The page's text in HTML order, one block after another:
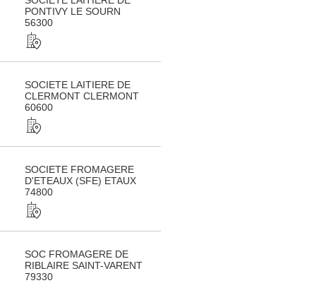
PONTIVY LE SOURN
56300
SOCIETE LAITIERE DE
CLERMONT CLERMONT
60600
SOCIETE FROMAGERE
D'ETEAUX (SFE) ETAUX
74800
SOC FROMAGERE DE
RIBLAIRE SAINT-VARENT
79330